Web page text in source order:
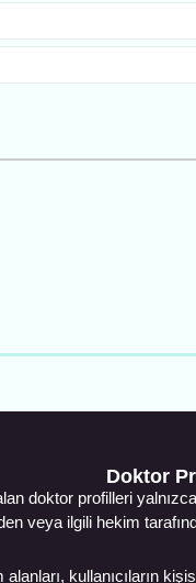
Doktor
doktor profilleri
veya ilgili hekim
kullanıcıların